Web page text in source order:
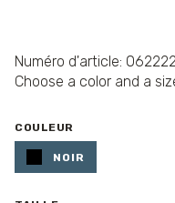
Numéro d'article:
Choose a color and a
COULEUR
NOIR